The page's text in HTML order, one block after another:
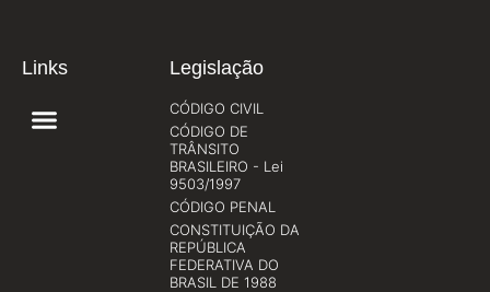
Links Legislação
CÓDIGO CIVIL
CÓDIGO DE
TRÂNSITO
BRASILEIRO - Lei
9503/1997
CÓDIGO PENAL
CONSTITUIÇÃO DA
REPÚBLICA
FEDERATIVA DO
BRASIL DE 1988